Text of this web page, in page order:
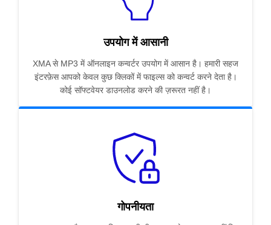
उपयोग में आसानी
XMA से MP3 में ऑनलाइन कन्वर्टर उपयोग में आसान है। हमारी सहज
इंटरफ़ेस आपको केवल कुछ क्लिकों में फाइल्स को कन्वर्ट करने देता है।
कोई सॉफ्टवेयर डाउनलोड करने की ज़रूरत नहीं है।
गोपनीयता